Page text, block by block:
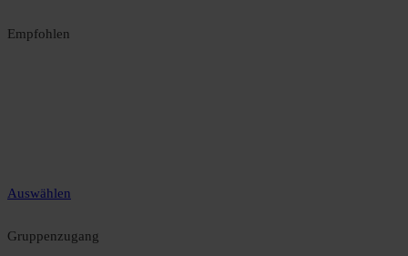
Empfohlen
Auswählen
Gruppenzugang